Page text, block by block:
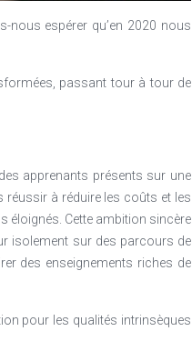
nous espérer qu’en 2020 nous
passant tour à tour de
apprenants présents sur une
réussir à réduire les coûts et les
éloignés. Cette ambition sincère
isolement sur des parcours de
des enseignements riches de
pour les qualités intrinsèques